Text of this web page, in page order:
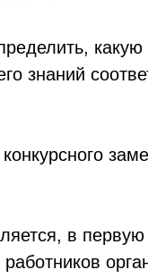
какую
знаний
в